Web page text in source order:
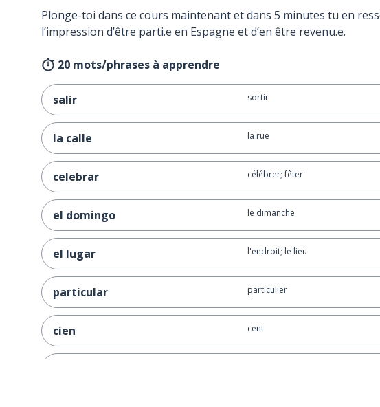
Plonge-toi dans ce cours maintenant et dans 5 minutes tu en
l’impression d’être parti.e en Espagne et d’en être revenu.e.
20 mots/phrases à apprendre
salir sortir
la calle la rue
celebrar célébrer; fêter
el domingo le dimanche
el lugar l'endroit; le lieu
particular particulier
cien cent